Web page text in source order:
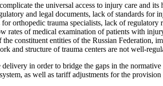
the universal access to injury care and
and legal documents, lack of standards for
orthopedic trauma specialists, lack of regulatory
rates of medical examination of patients with
constituent entities of the Russian Federation,
and structure of trauma centers are not well-
in order to bridge the gaps in the
as well as tariff adjustments for the provision